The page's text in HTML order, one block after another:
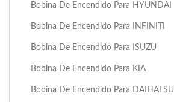
Bobina De Encendido Para HYUNDAI
Bobina De Encendido Para INFINITI
Bobina De Encendido Para ISUZU
Bobina De Encendido Para KIA
Bobina De Encendido Para DAIHATSU